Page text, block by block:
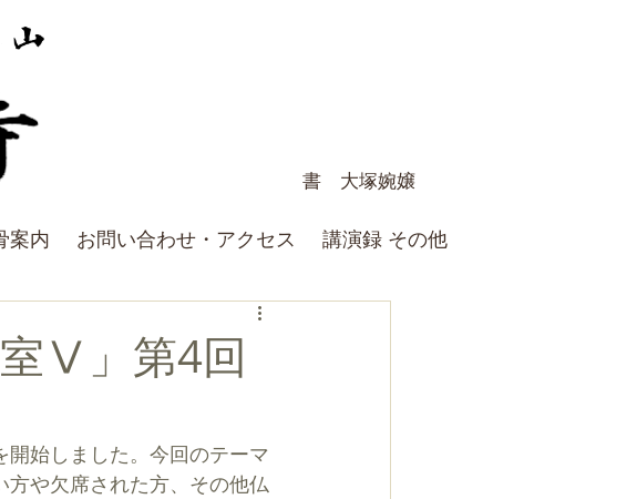
書 大塚婉嬢
案内 お問い合わせ・アクセス 講演録 その他
室Ⅴ」第4回
始しました。 今回のテーマ
方や欠席された方、その他仏